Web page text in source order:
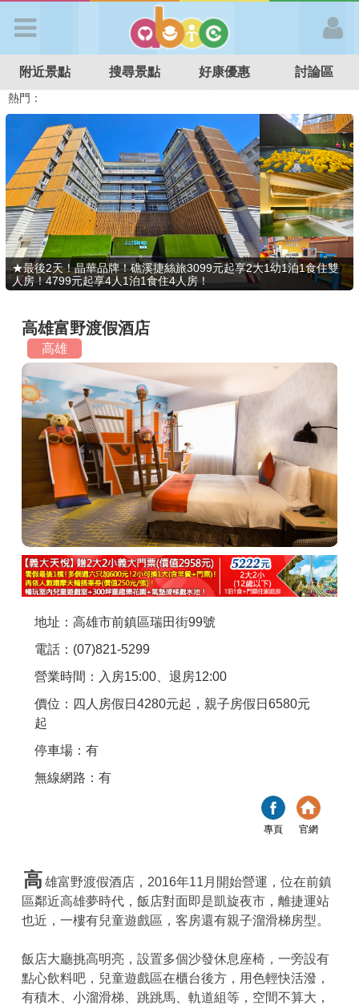
APP登入
首 頁
搜尋景點
好康優惠
最新消息
最新留言
商家合作
推薦景點
討論區
聯絡我們
APP下載
附近景點 搜尋景點 好康優惠 討論區
熱門：
特色遊戲場
親子住房優惠 台北親子餐廳 溫泉泡湯SPA
★最後2天！晶華品牌！礁溪捷絲旅3099元起享2大1幼1泊1食住雙
人房！4799元起享4人1泊1食住4人房！
高雄富野渡假酒店
高雄
地址：高雄市前鎮區瑞田街99號
電話：(07)821-5299
營業時間：入房15:00、退房12:00
價位：四人房假日4280元起，親子房假日6580元
起
停車場：有
無線網路：有
專頁 官網
高雄富野渡假酒店，2016年11月開始營運，位在前鎮
區鄰近高雄夢時代，飯店對面即是凱旋夜市，離捷運站
也近，一樓有兒童遊戲區，客房還有親子溜滑梯房型。
飯店大廳挑高明亮，設置多個沙發休息座椅，一旁設有
點心飲料吧，兒童遊戲區在櫃台後方，用色輕快活潑，
有積木、小溜滑梯、跳跳馬、軌道組等，空間不算大，